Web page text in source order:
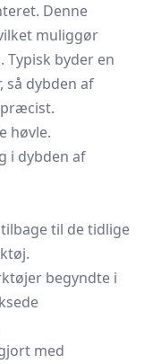
Denne
muliggør
byder en
så dybden af
høvle.
i dybden af
til de tidlige
begyndte i
med